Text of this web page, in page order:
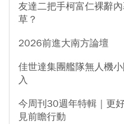
友達二把手柯富仁裸辭
草？
2026前進大南方論壇
佳世達集團艦隊無人機
入
今周刊30週年特輯｜更
見前瞻行動